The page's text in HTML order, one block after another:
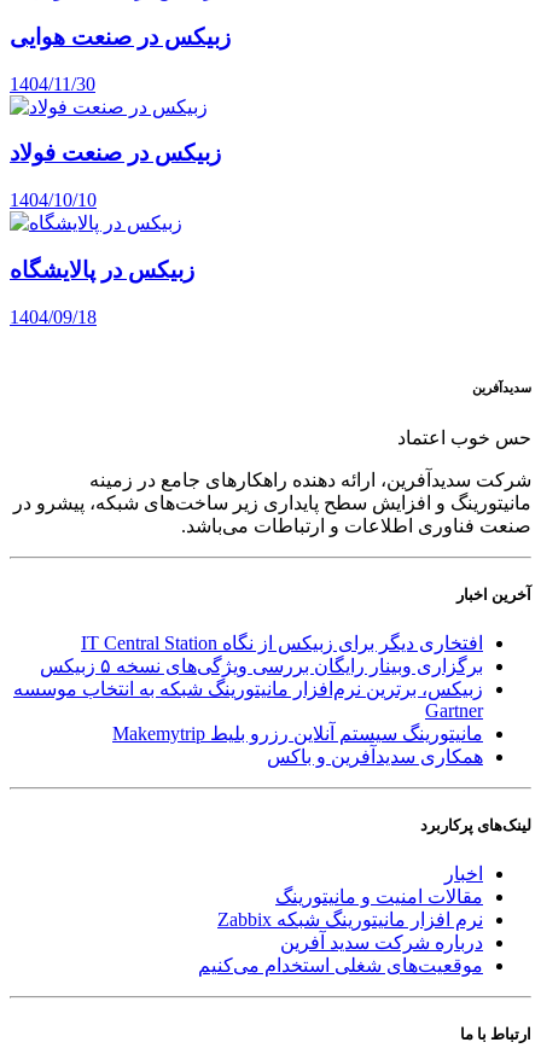
زبیکس در صنعت هوایی
1404/11/30
زبیکس در صنعت فولاد
1404/10/10
زبیکس در پالایشگاه
1404/09/18
سدید‌آفرین
حس خوب اعتماد
شرکت سدید‌آفرین، ارائه دهنده راهکارهای جامع در زمینه
مانیتورینگ و افزایش سطح پایداری زیر ساخت‌های شبکه، پیشرو در
صنعت فناوری اطلاعات و ارتباطات می‌باشد.
آخرین اخبار
افتخاری دیگر برای زبیکس از نگاه IT Central Station
برگزاری وبینار رایگان بررسی ویژگی‌های نسخه ۵ زبیکس
زبیکس، برترین نرم‌افزار مانیتورینگ شبکه به انتخاب موسسه
Gartner
مانیتورینگ سیستم آنلاین رزرو بلیط Makemytrip
همکاری سدیدآفرین و باکس
لینک‌های پر‌کاربرد
اخبار
مقالات امنیت و مانیتورینگ
نرم افزار مانیتورینگ شبکه Zabbix
درباره شرکت سدید آفرین
موقعیت‌های شغلی استخدام ‌می‌کنیم
ارتباط با ما